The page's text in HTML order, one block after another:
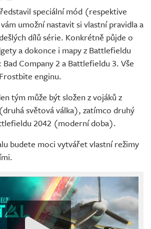
speciální mód (respektive
umožní nastavit si vlastní pravidla a
dílů série. Konkrétně půjde o
a dokonce i mapy z Battlefieldu
Company 2 a Battlefieldu 3. Vše
enginu.
tým může být složen z vojáků z
světová válka), zatímco druhý
2042 (moderní doba).
budete moci vytvářet vlastní režimy